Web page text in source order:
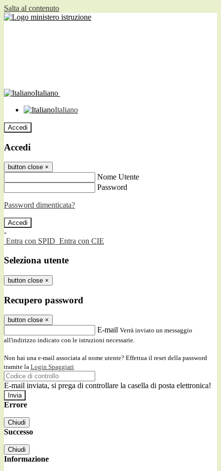
Salta al contenuto
Italiano
Italiano
Accedi
Accedi
button close ×
Nome Utente
Password
Password dimenticata?
-
Entra con SPID Entra con CIE
Seleziona utente
button close ×
Recupero password
button close ×
E-mail Verrà inviato un messaggio
all'indirizzo indicato con le istruzioni necessarie.
Non hai una e-mail associata al nome utente? Effettua il reset della password
tramite la Login Spaggiari
E-mail inviata, si prega di controllare la casella di posta elettronica!
Errore
Chiudi
Successo
Chiudi
Informazione